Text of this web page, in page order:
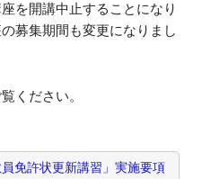
を開講中止することになり
募集期間も変更になりまし
ください。
免許状更新講習」実施要項